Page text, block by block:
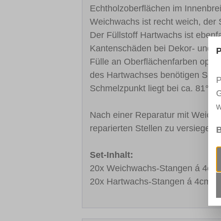
Echtholzoberflächen im
Weichwachs ist recht weich, der
Der Füllstoff Hartwachs ist
Kantenschäden bei Dekor- und
Fülle an Oberflächenfarben
des Hartwachses benötigen Sie
Schmelzpunkt liegt bei ca. 81°C.
Nach einer Reparatur mit
reparierten Stellen zu
Set-Inhalt:
20x Weichwachs-Stangen á 4cm
20x Hartwachs-Stangen á 4cm